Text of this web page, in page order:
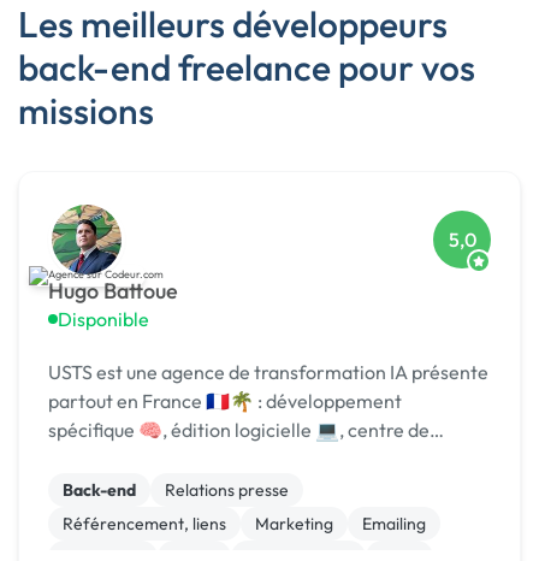
Les meilleurs développeurs
back-end freelance pour vos
missions
Hugo Battoue
Disponible
5,0
USTS est une agence de transformation IA présente
partout en France 🇫🇷🌴 : développement
spécifique 🧠, édition logicielle 💻, centre de
MASQUÉE] 🏆 !
Back-end
Relations presse
Référencement, liens
Marketing
Emailing